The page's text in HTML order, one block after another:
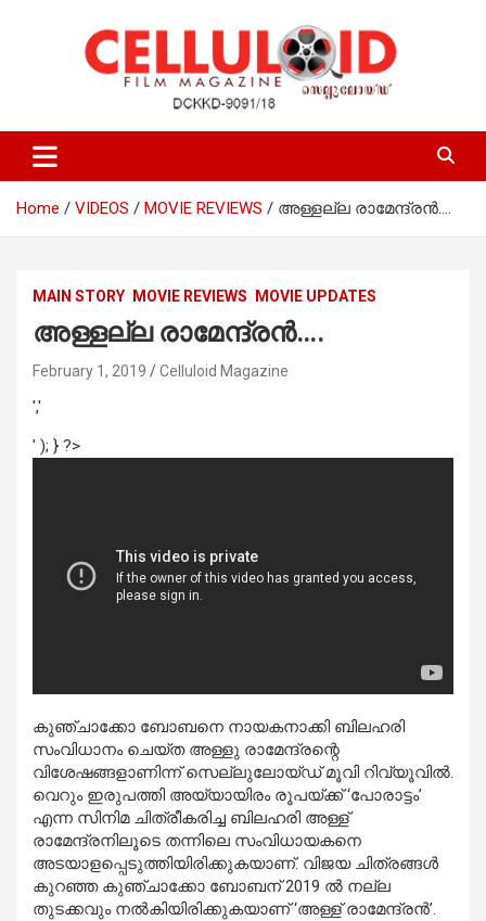
celluloid
Home VIDEOS MOVIE REVIEWS അള്ളല്ല രാമേന്ദ്രൻ….
MAIN STORY MOVIE REVIEWS MOVIE UPDATES
അള്ളല്ല രാമേന്ദ്രൻ….
February 1, 2019 Celluloid Magazine
','
' ); } ?>
കുഞ്ചാക്കോ ബോബനെ നായകനാക്കി ബിലഹരി
സംവിധാനം ചെയ്ത അള്ളു രാമേന്ദ്രന്റെ
വിശേഷങ്ങളാണിന്ന് സെല്ലുലോയ്ഡ് മൂവി റിവ്യൂവില്‍.
വെറും ഇരുപത്തി അയ്യായിരം രൂപയ്ക്ക് ‘പോരാട്ടം’
എന്ന സിനിമ ചിത്രീകരിച്ച ബിലഹരി അള്ള്
രാമേന്ദ്രനിലൂടെ തന്നിലെ സംവിധായകനെ
അടയാളപ്പെടുത്തിയിരിക്കുകയാണ്. വിജയ ചിത്രങ്ങള്‍
കുറഞ്ഞ കുഞ്ചാക്കോ ബോബന് 2019 ല്‍ നല്ല
തുടക്കവും നല്‍കിയിരിക്കുകയാണ് ‘അള്ള് രാമേന്ദ്രന്‍’.